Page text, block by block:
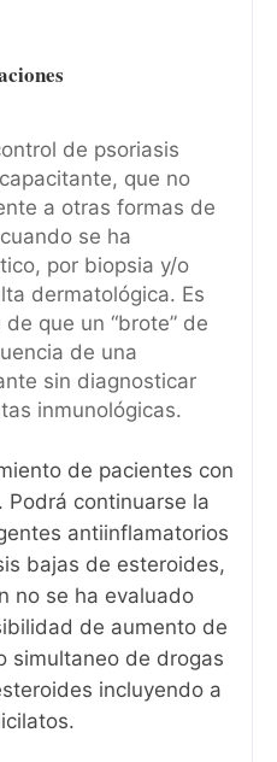
de psoriasis
que no
a otras formas de
se ha
por biopsia y/o
dermatológica. Es
que un “brote” de
de una
sin diagnosticar
inmunológicas.
de pacientes con
continuarse la
antiinflamatorios
bajas de esteroides,
no se ha evaluado
de aumento de
simultaneo de drogas
incluyendo a